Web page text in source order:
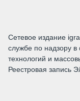
Сетевое издание
службе по надзору
технологий и
Реестровая запись